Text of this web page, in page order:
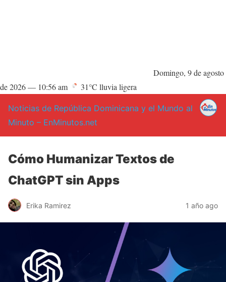
Domingo, 9 de agosto
de 2026 — 10:56 am 31°C lluvia ligera
Noticias de República Dominicana y el Mundo al
Minuto – EnMinutos.net
Cómo Humanizar Textos de
ChatGPT sin Apps
Erika Ramirez 1 año ago